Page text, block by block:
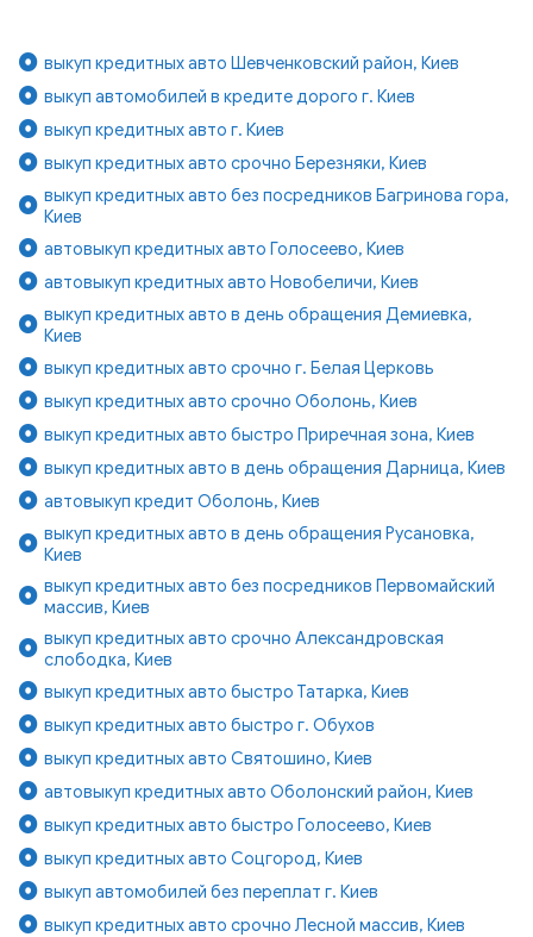
выкуп кредитных авто Шевченковский район, Киев
выкуп автомобилей в кредите дорого г. Киев
выкуп кредитных авто г. Киев
выкуп кредитных авто срочно Березняки, Киев
выкуп кредитных авто без посредников Багринова гора,
Киев
автовыкуп кредитных авто Голосеево, Киев
автовыкуп кредитных авто Новобеличи, Киев
выкуп кредитных авто в день обращения Демиевка,
Киев
выкуп кредитных авто срочно г. Белая Церковь
выкуп кредитных авто срочно Оболонь, Киев
выкуп кредитных авто быстро Приречная зона, Киев
выкуп кредитных авто в день обращения Дарница, Киев
автовыкуп кредит Оболонь, Киев
выкуп кредитных авто в день обращения Русановка,
Киев
выкуп кредитных авто без посредников Первомайский
массив, Киев
выкуп кредитных авто срочно Александровская
слободка, Киев
выкуп кредитных авто быстро Татарка, Киев
выкуп кредитных авто быстро г. Обухов
выкуп кредитных авто Святошино, Киев
автовыкуп кредитных авто Оболонский район, Киев
выкуп кредитных авто быстро Голосеево, Киев
выкуп кредитных авто Соцгород, Киев
выкуп автомобилей без переплат г. Киев
выкуп кредитных авто срочно Лесной массив, Киев